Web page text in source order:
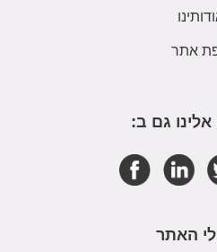
אתר
גם ב:
האתר